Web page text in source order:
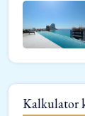
Kalkulator